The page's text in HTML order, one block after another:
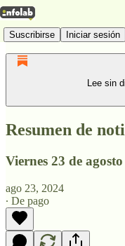
Suscribirse Iniciar sesión
Lee sin
Resumen de
Viernes 23 de
ago 23, 2024
∙ De pago